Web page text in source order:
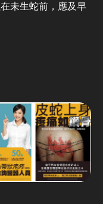
未生蛇前，應及早